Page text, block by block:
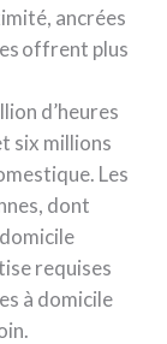
ancrées
offrent plus
d’heures
six millions
Les
dont
requises
à domicile